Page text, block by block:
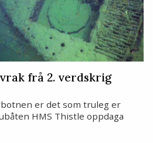
frå 2. verdskrig
er det som truleg er
HMS Thistle oppdaga